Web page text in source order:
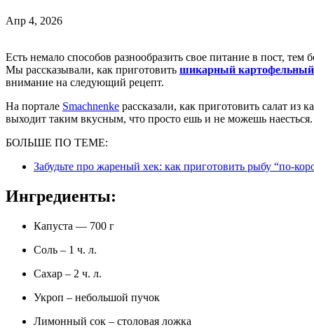
Апр 4, 2026
Есть немало способов разнообразить свое питание в пост, тем более что весной появляется немало свежих овощей.
Мы рассказывали, как приготовить шикарный картофельный
внимание на следующий рецепт.
На портале Smachnenke рассказали, как приготовить салат из
выходит таким вкусным, что просто ешь и не можешь
БОЛЬШЕ ПО ТЕМЕ:
Забудьте про жареный хек: как приготовить рыбу “по-
Ингредиенты:
Капуста — 700 г
Соль – 1 ч. л.
Сахар – 2 ч. л.
Укроп – небольшой пучок
Лимонный сок – столовая ложка